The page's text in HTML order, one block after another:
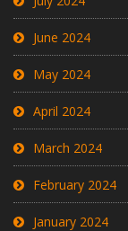
June 2024
May 2024
April 2024
March 2024
February 2024
January 2024